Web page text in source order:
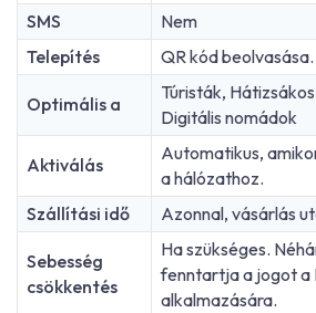
SMS
Nem
Telepítés
QR kód beolvasása.
Optimális a
Túristák,
Digitális nomádok
Aktiválás
Automatikus,
a hálózathoz.
Szállítási idő
Azonnal, vásárlás
Sebesség
csökkentés
Ha szükséges.
fenntartja a jogot a
alkalmazására.